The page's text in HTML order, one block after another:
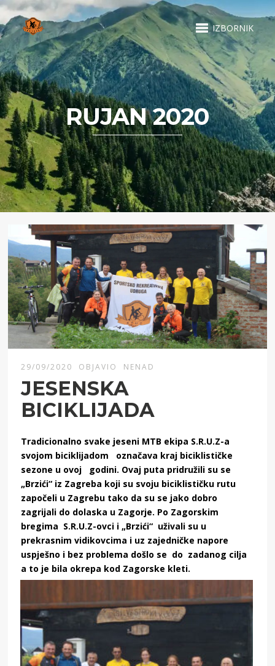
IZBORNIK
RUJAN 2020
29/09/2020 OBJAVIO NENAD
JESENSKA
BICIKLIJADA
Tradicionalno svake jeseni MTB ekipa S.R.U.Z-a
svojom biciklijadom označava kraj biciklističke
sezone u ovoj godini. Ovaj puta pridružili su se
„Brzići“ iz Zagreba koji su svoju biciklističku rutu
započeli u Zagrebu tako da su se jako dobro
zagrijali do dolaska u Zagorje. Po Zagorskim
bregima S.R.U.Z-ovci i „Brzići“ uživali su u
prekrasnim vidikovcima i uz zajedničke napore
uspješno i bez problema došlo se do zadanog cilja
a to je bila okrepa kod Zagorske kleti.